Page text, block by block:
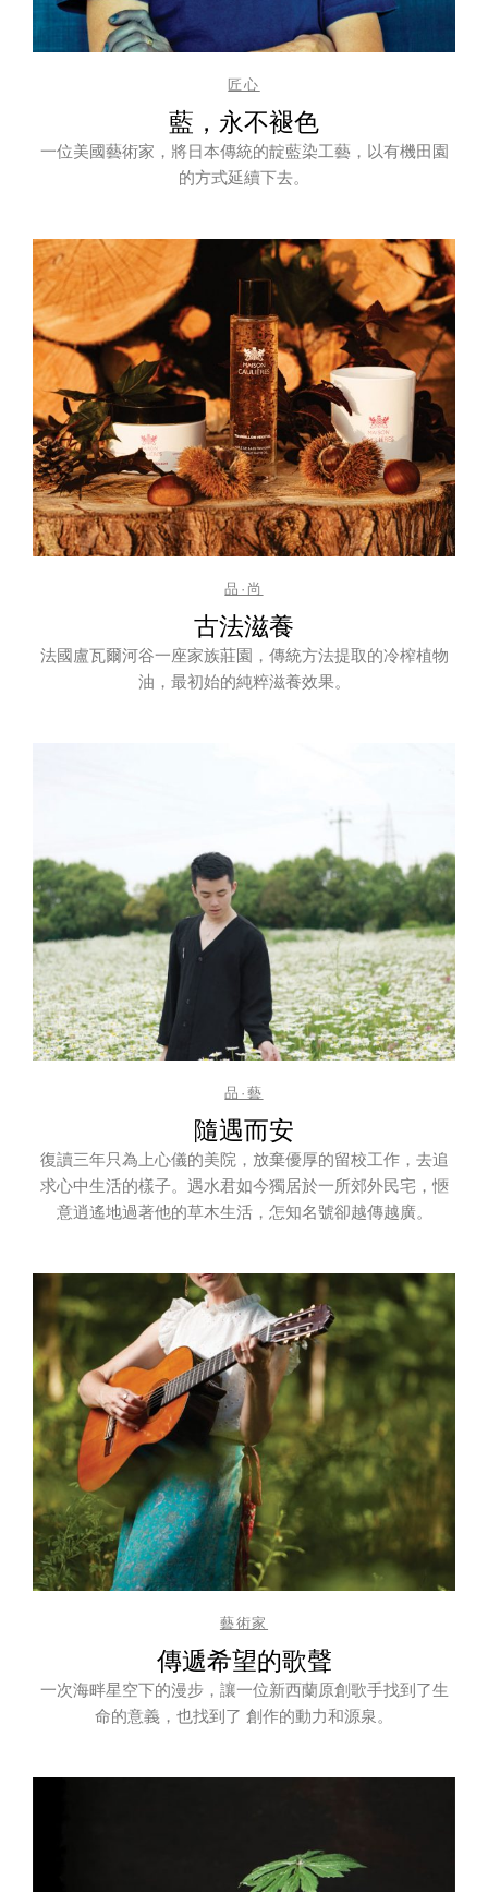
匠心
藍，永不褪色
一位美國藝術家，將日本傳統的靛藍染工藝，以有機田園
的方式延續下去。
品·尚
古法滋養
法國盧瓦爾河谷一座家族莊園，傳統方法提取的冷榨植物
油，最初始的純粹滋養效果。
品·藝
隨遇而安
復讀三年只為上心儀的美院，放棄優厚的留校工作，去追
求心中生活的樣子。遇水君如今獨居於一所郊外民宅，愜
意逍遙地過著他的草木生活，怎知名號卻越傳越廣。
藝術家
傳遞希望的歌聲
一次海畔星空下的漫步，讓一位新西蘭原創歌手找到了生
命的意義，也找到了 創作的動力和源泉。